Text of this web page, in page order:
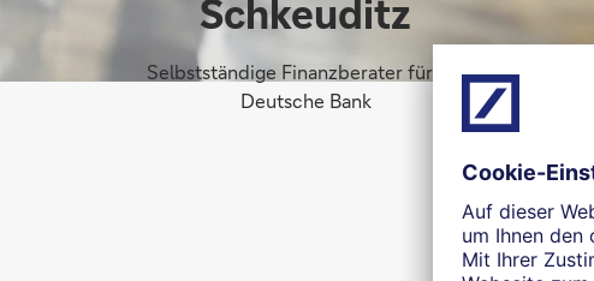
Schkeuditz
Selbstständige Finanzberater für die
Deutsche Bank